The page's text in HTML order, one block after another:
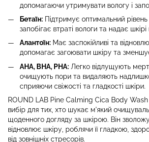
допомагаючи утримувати вологу і
Бетаїн: Підтримує оптимальний
запобігає втраті вологи та надає шкірі
Алантоїн: Має заспокійливі та
допомагає загоювати шкіру та
AHA, BHA, PHA: Легко відлущують
очищують пори та видаляють
сприяючи свіжості та гладкості шкіри.
ROUND LAB Pine Calming Cica Body Wash
вибір для тих, хто шукає м'який
щоденного догляду за шкірою. Він
відновлює шкіру, роблячи її гладкою,
від зовнішніх стресорів.